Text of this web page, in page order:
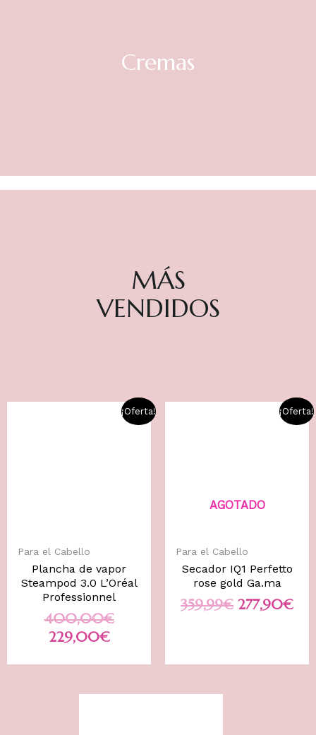
Cremas
MÁS
VENDIDOS
¡Oferta!
Para el Cabello
Plancha de vapor
Steampod 3.0 L’Oréal
Professionnel
400,00€
229,00€
¡Oferta!
AGOTADO
Para el Cabello
Secador IQ1 Perfetto
rose gold Ga.ma
359,99€ 277,90€